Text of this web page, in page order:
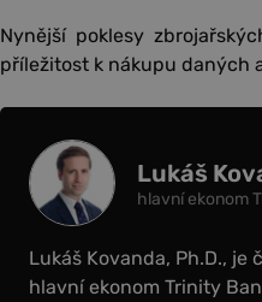
Nynější poklesy
příležitost k nákupu daných
Lukáš
hlavní ekonom
Lukáš Kovanda, Ph.D.,
hlavní ekonom Trinity